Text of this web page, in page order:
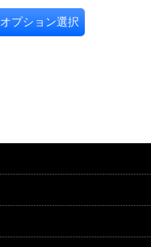
オプション選択